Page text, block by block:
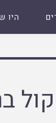
היו
קול